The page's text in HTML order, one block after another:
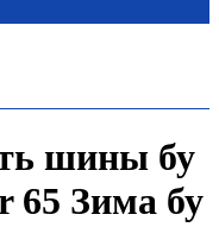
шины бу
65 Зима бу